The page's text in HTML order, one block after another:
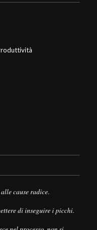
cause radice.
di inseguire i picchi.